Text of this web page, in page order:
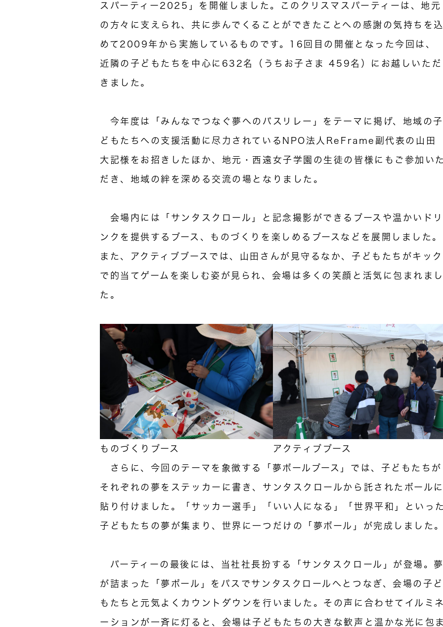
スパーティー2025」を開催しました。このクリスマスパーティーは、地元
の方々に支えられ、共に歩んでくることができたことへの感謝の気持ちを
めて2009年から実施しているものです。16回目の開催となった今回は、
近隣の子どもたちを中心に632名（うちお子さま 459名）にお越しいただ
きました。
今年度は「みんなでつなぐ夢へのパスリレー」をテーマに掲げ、地域の
どもたちへの支援活動に尽力されているNPO法人ReFrame副代表の山田
大記様をお招きしたほか、地元・西遠女子学園の生徒の皆様にもご参加い
だき、地域の絆を深める交流の場となりました。
会場内には「サンタスクロール」と記念撮影ができるブースや温かいド
ンクを提供するブース、ものづくりを楽しめるブースなどを展開しました。
また、アクティブブースでは、山田さんが見守るなか、子どもたちがキック
で的当てゲームを楽しむ姿が見られ、会場は多くの笑顔と活気に包まれま
た。
ものづくりブース アクティブブース
さらに、今回のテーマを象徴する「夢ボールブース」では、子どもたちが
それぞれの夢をステッカーに書き、サンタスクロールから託されたボール
貼り付けました。「サッカー選手」「いい人になる」「世界平和」といっ
子どもたちの夢が集まり、世界に一つだけの「夢ボール」が完成しました
パーティーの最後には、当社社長扮する「サンタスクロール」が登場。
が詰まった「夢ボール」をパスでサンタスクロールへとつなぎ、会場の子
もたちと元気よくカウントダウンを行いました。その声に合わせてイルミ
ーションが一斉に灯ると、会場は子どもたちの大きな歓声と温かな光に包